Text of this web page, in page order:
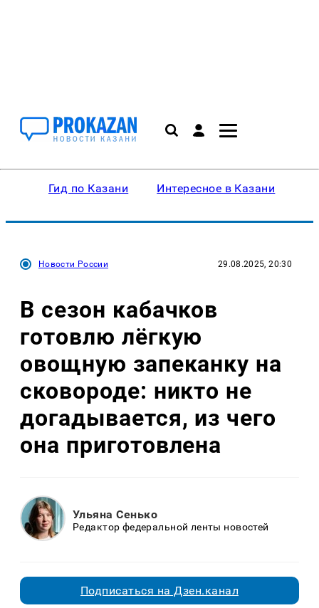
Гид по Казани Интересное в Казани
Новости России 29.08.2025, 20:30
В сезон кабачков
готовлю лёгкую
овощную запеканку на
сковороде: никто не
догадывается, из чего
она приготовлена
Ульяна Сенько
Редактор федеральной ленты новостей
Подписаться на Дзен.канал